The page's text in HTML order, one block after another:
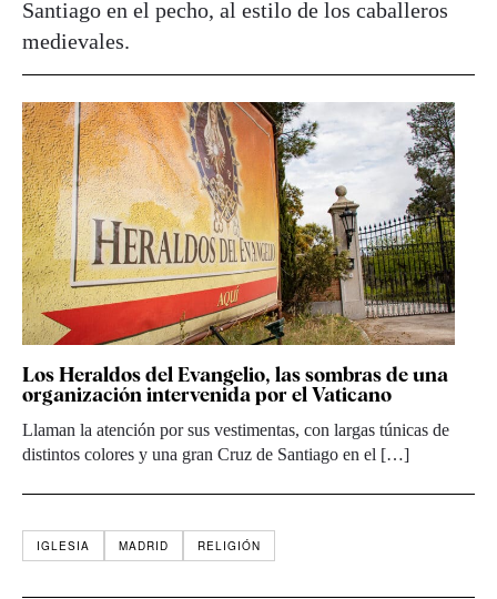
Santiago en el pecho, al estilo de los caballeros
medievales.
Los Heraldos del Evangelio, las sombras de una
organización intervenida por el Vaticano
Llaman la atención por sus vestimentas, con largas túnicas de
distintos colores y una gran Cruz de Santiago en el […]
IGLESIA MADRID RELIGIÓN